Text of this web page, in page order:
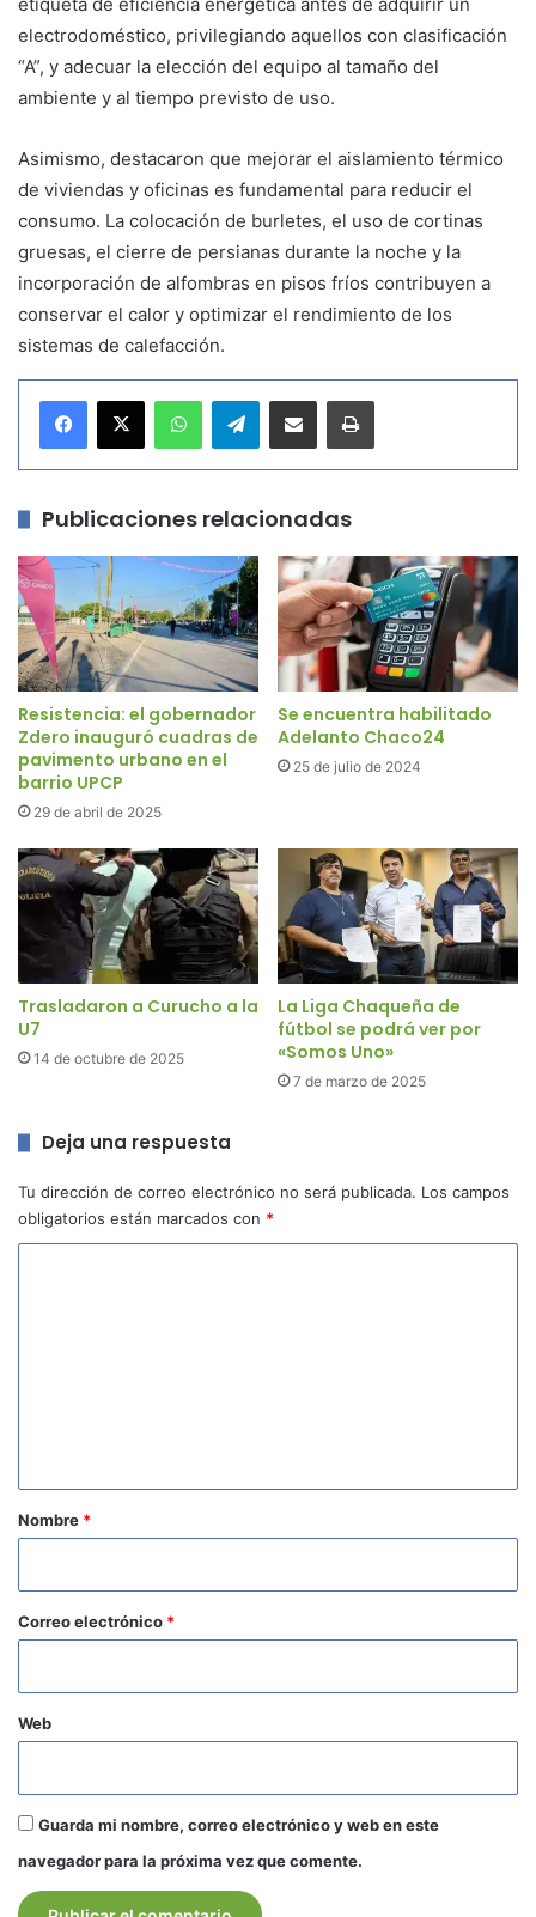
electrodoméstico, privilegiando aquellos con clasificación
“A”, y adecuar la elección del equipo al tamaño del
ambiente y al tiempo previsto de uso.
Asimismo, destacaron que mejorar el aislamiento térmico
de viviendas y oficinas es fundamental para reducir el
consumo. La colocación de burletes, el uso de cortinas
gruesas, el cierre de persianas durante la noche y la
incorporación de alfombras en pisos fríos contribuyen a
conservar el calor y optimizar el rendimiento de los
sistemas de calefacción.
Telegram
Publicaciones relacionadas
Resistencia: el gobernador
Zdero inauguró cuadras de
pavimento urbano en el
barrio UPCP
29 de abril de 2025
Se encuentra habilitado
Adelanto Chaco24
25 de julio de 2024
Trasladaron a Curucho a la
U7
14 de octubre de 2025
La Liga Chaqueña de
fútbol se podrá ver por
«Somos Uno»
7 de marzo de 2025
Deja una respuesta
Tu dirección de correo electrónico no será publicada. Los campos
obligatorios están marcados con *
r
o
*
Nombre *
Correo electrónico *
Web
Guarda mi nombre, correo electrónico y web en este
navegador para la próxima vez que comente.